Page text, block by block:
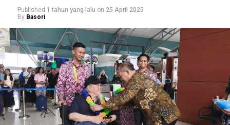
Published 1 tahun yang lalu on 25 April 2025
By Basori